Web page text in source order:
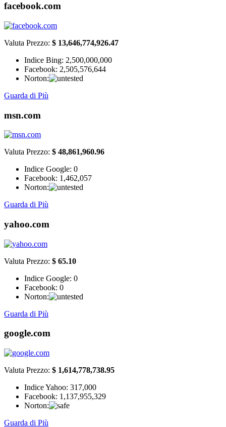
facebook.com
Valuta Prezzo: $ 13,646,774,926.47
Indice Bing: 2,500,000,000
Facebook: 2,505,576,644
Norton:
Guarda di Più
msn.com
Valuta Prezzo: $ 48,861,960.96
Indice Google: 0
Facebook: 1,462,057
Norton:
Guarda di Più
yahoo.com
Valuta Prezzo: $ 65.10
Indice Google: 0
Facebook: 0
Norton:
Guarda di Più
google.com
Valuta Prezzo: $ 1,614,778,738.95
Indice Yahoo: 317,000
Facebook: 1,137,955,329
Norton:
Guarda di Più